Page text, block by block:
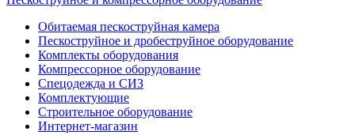
Обитаемая пескоструйная камера
Пескоструйное и дробеструйное оборудование
Комплекты оборудования
Компрессорное оборудование
Спецодежда и СИЗ
Комплектующие
Строительное оборудование
Интернет-магазин